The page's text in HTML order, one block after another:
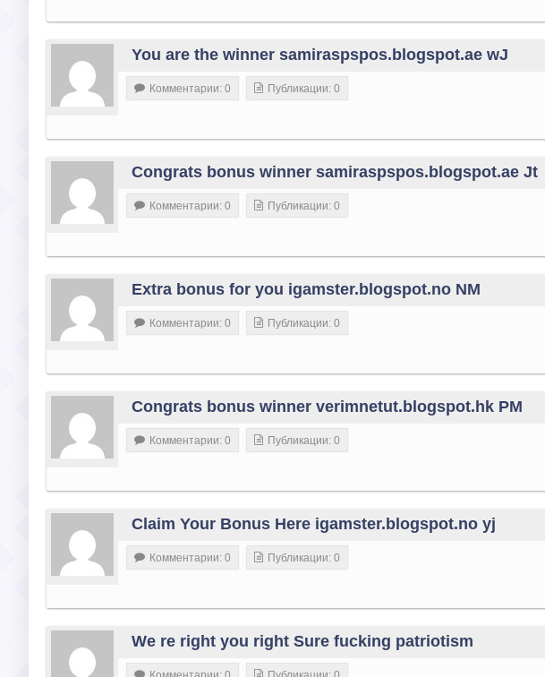
You are the winner samiraspspos.blogspot.ae wJ
Комментарии: 0 Публикации: 0
Congrats bonus winner samiraspspos.blogspot.ae Jt
Комментарии: 0 Публикации: 0
Extra bonus for you igamster.blogspot.no NM
Комментарии: 0 Публикации: 0
Congrats bonus winner verimnetut.blogspot.hk PM
Комментарии: 0 Публикации: 0
Claim Your Bonus Here igamster.blogspot.no yj
Комментарии: 0 Публикации: 0
We re right you right Sure fucking patriotism